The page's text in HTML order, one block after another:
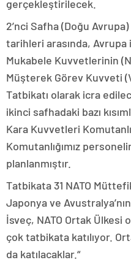
gerçekleştirilecek.
2’nci Safha (Doğu
tarihleri arasında, Avrupa
Mukabele Kuvvetlerinin
Müşterek Görev Kuvveti
Tatbikatı olarak icra
ikinci safhadaki bazı
Kara Kuvvetleri
Komutanlığımız
planlanmıştır.
Tatbikata 31 NATO
Japonya ve
İsveç, NATO Ortak Ülkesi
çok tatbikata katılıyor.
da katılacaklar.“